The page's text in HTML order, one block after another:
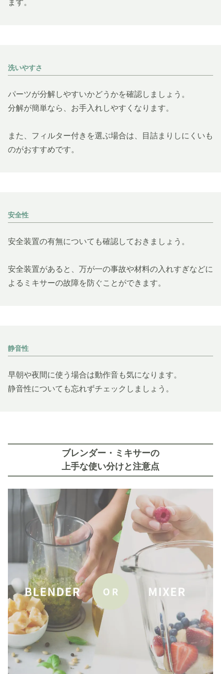
ます。
洗いやすさ
パーツが分解しやすいかどうかを確認しましょう。
分解が簡単なら、お手入れしやすくなります。
また、フィルター付きを選ぶ場合は、目詰まりしにくいも
のがおすすめです。
安全性
安全装置の有無についても確認しておきましょう。
安全装置があると、万が一の事故や材料の入れすぎなどに
よるミキサーの故障を防ぐことができます。
静音性
早朝や夜間に使う場合は動作音も気になります。
静音性についても忘れずチェックしましょう。
ブレンダー・ミキサーの
上手な使い分けと注意点